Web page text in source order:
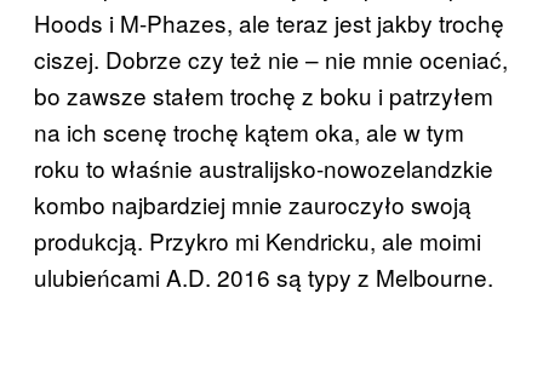
Hoods i M-Phazes, ale teraz jest jakby trochę
ciszej. Dobrze czy też nie – nie mnie oceniać,
bo zawsze stałem trochę z boku i patrzyłem
na ich scenę trochę kątem oka, ale w tym
roku to właśnie australijsko-nowozelandzkie
kombo najbardziej mnie zauroczyło swoją
produkcją. Przykro mi Kendricku, ale moimi
ulubieńcami A.D. 2016 są typy z Melbourne.